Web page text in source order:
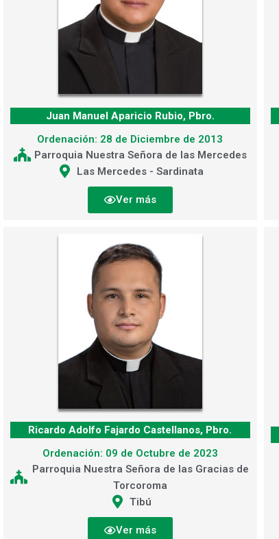
Juan Manuel Aparicio Rubio, Pbro.
Ordenación: 28 de Diciembre de 2013
Parroquia Nuestra Señora de las Mercedes
Las Mercedes - Sardinata
Ver más
Ricardo Adolfo Fajardo Castellanos, Pbro.
Ordenación: 09 de Octubre de 2023
Parroquia Nuestra Señora de las Gracias de
Torcoroma
Tibú
Ver más